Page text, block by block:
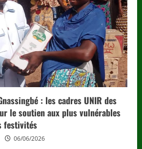
: les cadres UNIR des
le soutien aux plus vulnérables
festivités
06/06/2026